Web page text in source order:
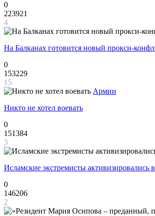
0
223921
4
На Балканах готовится новый прокси-
0
153229
15
Армии
Никто не хотел воевать
0
151384
3
Исламские экстремисты активизировались
0
146206
2